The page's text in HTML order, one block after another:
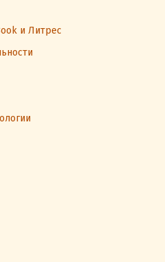
и Литрес